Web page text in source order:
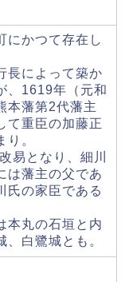
にかつて存在し
長によって築か
、1619年（元和
本藩第2代藩主
て重臣の加藤正
。
易となり、細川
は藩主の父であ
氏の家臣である
本丸の石垣と内
白鷺城とも。